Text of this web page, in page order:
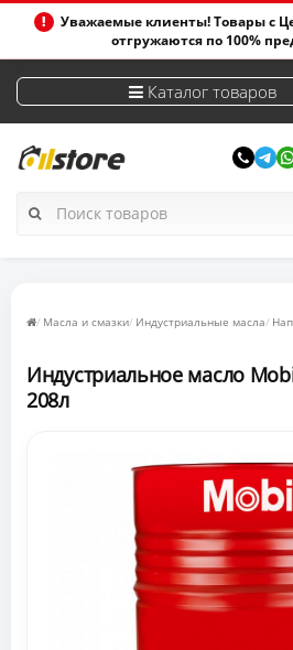
Уважаемые клиенты! Товары с
отгружаются по 100%
Каталог товаров
Масла и смазки Индустриальные масла
Индустриальное масло
208л